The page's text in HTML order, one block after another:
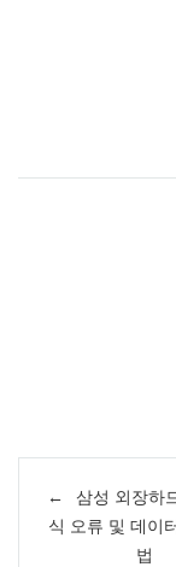
내
삼성 외장하
식 오류 및 데이
법